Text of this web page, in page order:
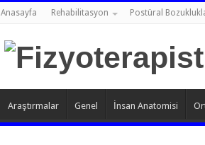
Anasayfa Rehabilitasyon Postüral
Araştırmalar Genel İnsan Anatomisi